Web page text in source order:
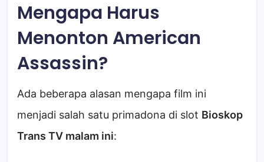
Mengapa Harus
Menonton American
Assassin?
Ada beberapa alasan mengapa film ini
menjadi salah satu primadona di slot Bioskop
Trans TV malam ini: